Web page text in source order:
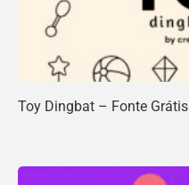
Toy Dingbat – Fonte Grátis